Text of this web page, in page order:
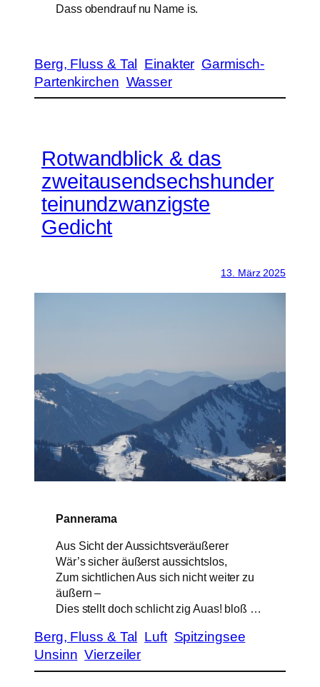
Dass obendrauf nu Name is.
Berg, Fluss & Tal Einakter Garmisch-
Partenkirchen Wasser
Rotwandblick & das
zweitausendsechshunder
teinundzwanzigste
Gedicht
13. März 2025
Pannerama
Aus Sicht der Aussichtsveräußerer
Wär’s sicher äußerst aussichtslos,
Zum sichtlichen Aus sich nicht weiter zu
äußern –
Dies stellt doch schlicht zig Auas! bloß …
Berg, Fluss & Tal Luft Spitzingsee
Unsinn Vierzeiler